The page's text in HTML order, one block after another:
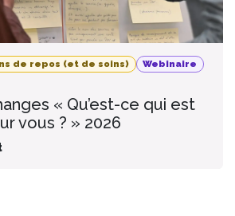
de repos (et de soins)
Webinaire
« Qu’est-ce qui est
vous ? » 2026